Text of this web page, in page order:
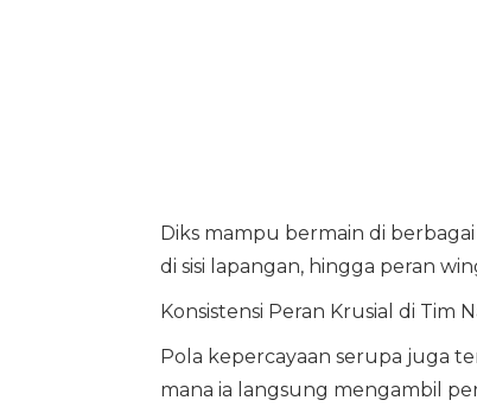
Diks mampu bermain di
di sisi lapangan, hingga peran
Konsistensi Peran Krusial di Tim
Pola kepercayaan serupa juga
mana ia langsung mengambil